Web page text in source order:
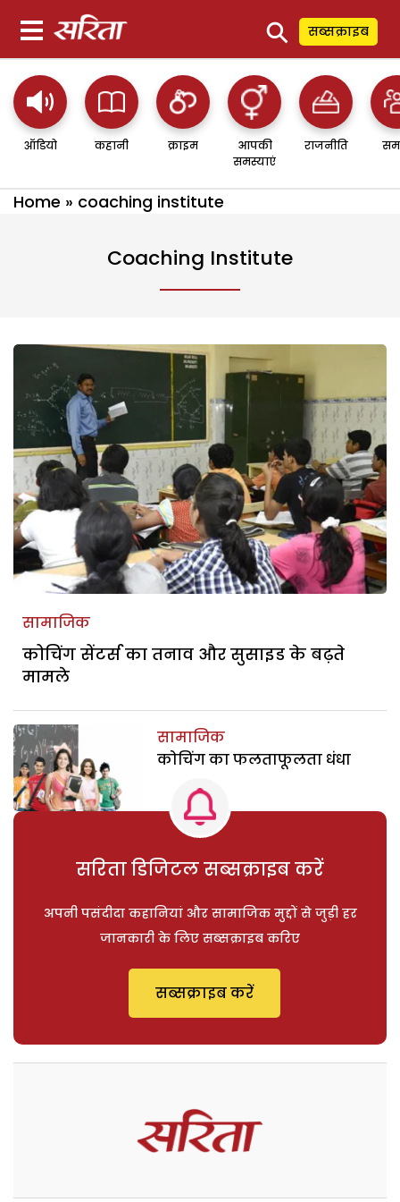
⚲ सब्सक्राइब
ऑडियो कहानी क्राइम
आपकी
समस्याएं
राजनीति
Home » coaching institute
Coaching Institute
सामाजिक
कोचिंग सेंटर्स का तनाव और सुसाइड के बढ़ते
मामले
सामाजिक
कोचिंग का फलताफूलता धंधा
सरिता डिजिटल सब्सक्राइब करें
अपनी पसंदीदा कहानियां और सामाजिक मुद्दों से जुड़ी हर
जानकारी के लिए सब्सक्राइब करिए
सब्सक्राइब करें